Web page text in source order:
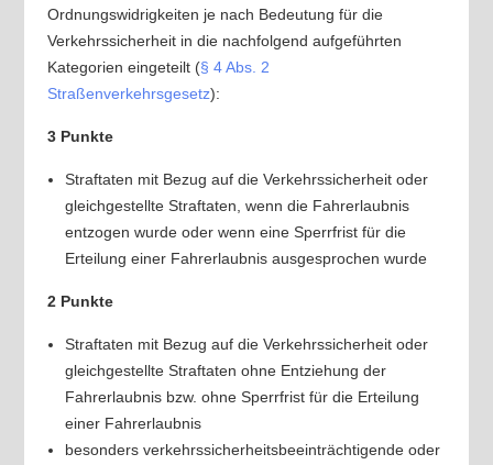
Ordnungswidrigkeiten je nach Bedeutung für die
Verkehrssicherheit in die nachfolgend aufgeführten
Kategorien eingeteilt (§ 4 Abs. 2
Straßenverkehrsgesetz):
3 Punkte
Straftaten mit Bezug auf die Verkehrssicherheit oder
gleichgestellte Straftaten, wenn die Fahrerlaubnis
entzogen wurde oder wenn eine Sperrfrist für die
Erteilung einer Fahrerlaubnis ausgesprochen wurde
2 Punkte
Straftaten mit Bezug auf die Verkehrssicherheit oder
gleichgestellte Straftaten ohne Entziehung der
Fahrerlaubnis bzw. ohne Sperrfrist für die Erteilung
einer Fahrerlaubnis
besonders verkehrssicherheitsbeeinträchtigende oder